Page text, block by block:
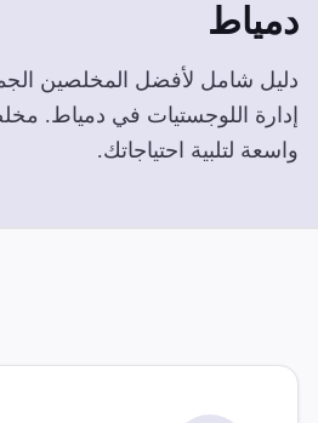
دمياط
دليل شامل لأفضل المخلصين
إدارة اللوجستيات في دمياط.
واسعة لتلبية احتياجاتك.